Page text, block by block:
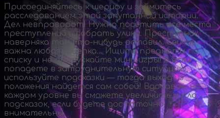
Присоединяйтесь к шерифу и займитесь
расследованием этой запутанной истории.
Дел невпроворот! Нужно посетить все места
преступлений и собрать улики. Преступник
наверняка тамчто-нибудьоставил. Сейчас
важна любая зацепка… Ищите предметы по
списку и не пропускайтемини-игры! А если
попадете в затруднительную ситуацию,
используйте подсказки — тогда выход из
положения найдется сам собой! Вдобавок, на
каждом уровне вы сможете увеличить число
подсказок, если будете достаточно
внимательны.